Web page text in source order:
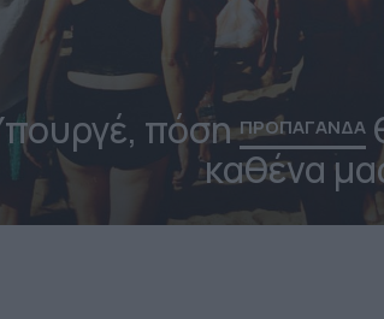
πόσηΠΡΟΠΑΓΑΝΔΑ
καθένα